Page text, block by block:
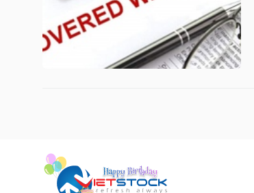
NGHIỆP
KHÔNG